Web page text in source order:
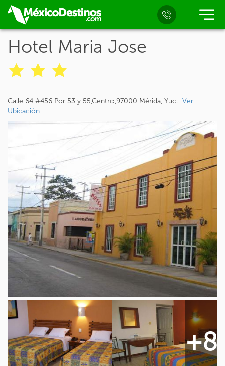
Hotel Maria Jose
Calle 64 #456 Por 53 y 55,Centro,97000 Mérida, Yuc. Ver
Ubicación
+8